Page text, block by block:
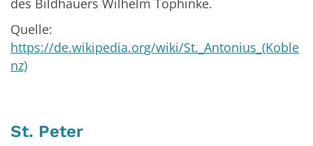
des Bildhauers Wilhelm Tophinke.
Quelle:
https://de.wikipedia.org/wiki/St._Antonius_(Koble
nz)
St. Peter